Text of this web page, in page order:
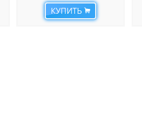
КУПИТЬ